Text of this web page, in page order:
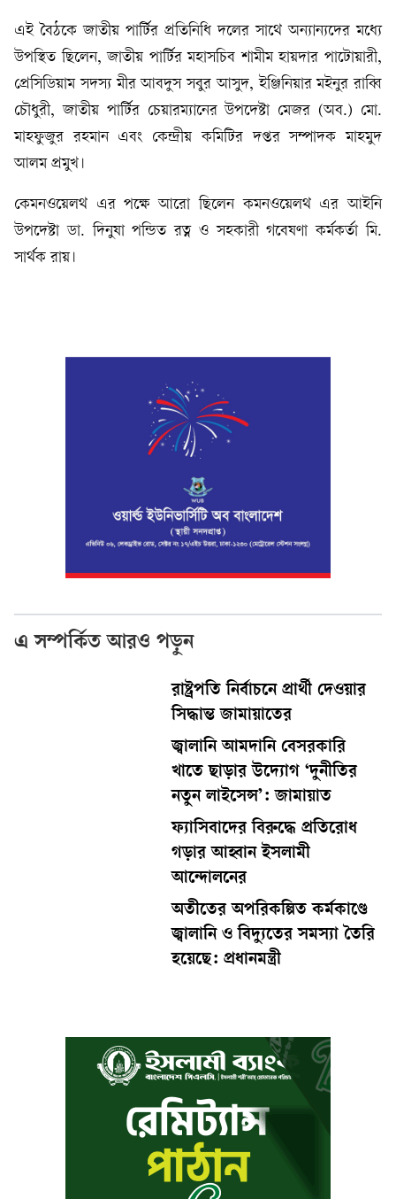
এই বৈঠকে জাতীয় পার্টির প্রতিনিধি দলের সাথে অন্যান্যদের মধ্যে
উপস্থিত ছিলেন, জাতীয় পার্টির মহাসচিব শামীম হায়দার পাটোয়ারী,
প্রেসিডিয়াম সদস্য মীর আবদুস সবুর আসুদ, ইঞ্জিনিয়ার মইনুর রাব্বি
চৌধুরী, জাতীয় পার্টির চেয়ারম্যানের উপদেষ্টা মেজর (অব.) মো.
মাহফুজুর রহমান এবং কেন্দ্রীয় কমিটির দপ্তর সম্পাদক মাহমুদ
আলম প্রমুখ।
কেমনওয়েলথ এর পক্ষে আরো ছিলেন কমনওয়েলথ এর আইনি
উপদেষ্টা ডা. দিনুষা পন্ডিত রত্ন ও সহকারী গবেষণা কর্মকর্তা মি.
সার্থক রায়।
এ সম্পর্কিত আরও পড়ুন
রাষ্ট্রপতি নির্বাচনে প্রার্থী দেওয়ার
সিদ্ধান্ত জামায়াতের
জ্বালানি আমদানি বেসরকারি
খাতে ছাড়ার উদ্যোগ ‘দুনীতির
নতুন লাইসেন্স’: জামায়াত
ফ্যাসিবাদের বিরুদ্ধে প্রতিরোধ
গড়ার আহ্বান ইসলামী
আন্দোলনের
অতীতের অপরিকল্পিত কর্মকাণ্ডে
জ্বালানি ও বিদ্যুতের সমস্যা তৈরি
হয়েছে: প্রধানমন্ত্রী